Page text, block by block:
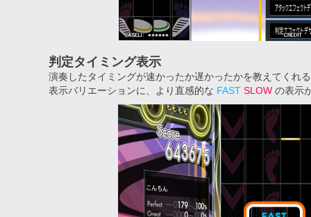
判定タイミング表示
演奏したタイミングが速かったか遅かったかを教えてくれ
表示バリエーションに、より直感的な FAST SLOW の表示